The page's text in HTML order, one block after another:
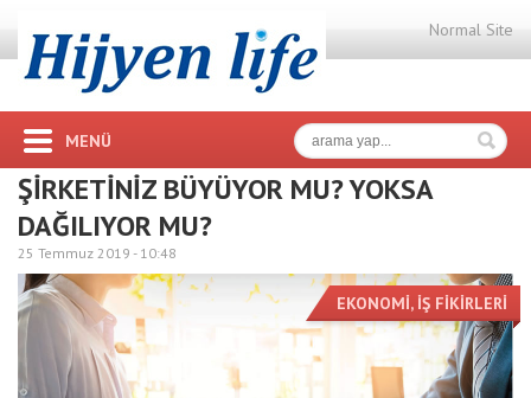
Normal Site
MENÜ
ŞİRKETİNİZ BÜYÜYOR MU? YOKSA
DAĞILIYOR MU?
25 Temmuz 2019 - 10:48
EKONOMİ, İŞ FİKİRLERİ